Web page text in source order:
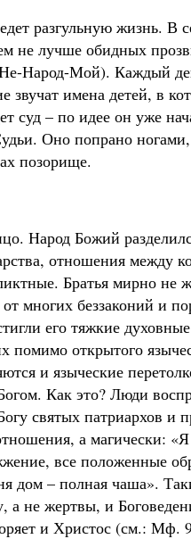
разгульную жизнь. В
не лучше обидных
Народ-Мой). Каждый
звучат имена детей, в
суд – по идее он уже
Оно попрано
позорище.
Народ Божий
отношения между
Братья мирно не
многих беззаконий и
его тяжкие
помимо открытого
и языческие
Как это? Люди
святых патриархов и
а магически:
все положенные
дом – полная чаша».
а не жертвы, и
и Христос (см.: Мф.